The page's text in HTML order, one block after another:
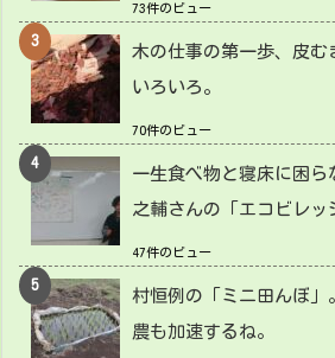
73件のビュー
木の仕事の第一歩、皮む
いろいろ。
70件のビュー
一生食べ物と寝床に困ら
之輔さんの「エコビレッ
47件のビュー
村恒例の「ミニ田んぼ」
農も加速するね。